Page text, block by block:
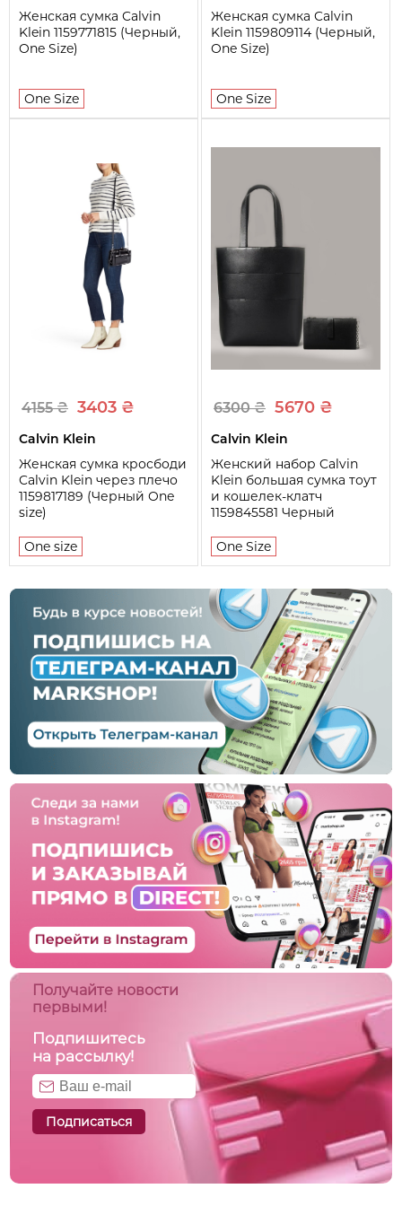
Женская сумка Calvin
Klein 1159771815 (Черный,
One Size)
One Size
Женская сумка Calvin
Klein 1159809114 (Черный,
One Size)
One Size
4155 ₴ 3403 ₴
Calvin Klein
Женская сумка кросбоди
Calvin Klein через плечо
1159817189 (Черный One
size)
One size
6300 ₴ 5670 ₴
Calvin Klein
Женский набор Calvin
Klein большая сумка тоут
и кошелек-клатч
1159845581 Черный
One Size
Получайте новости
первыми!
Подпишитесь
на рассылку!
Подписаться